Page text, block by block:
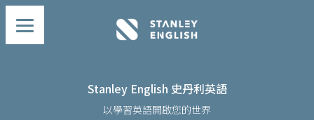
Stanley English 史丹利英語
以學習英語開啟您的世界